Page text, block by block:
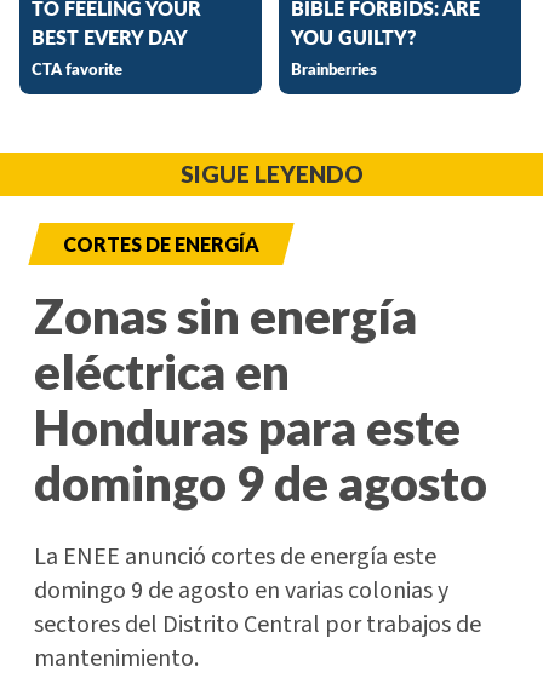
SIGUE LEYENDO
CORTES DE ENERGÍA
Zonas sin energía
eléctrica en
Honduras para este
domingo 9 de agosto
La ENEE anunció cortes de energía este
domingo 9 de agosto en varias colonias y
sectores del Distrito Central por trabajos de
mantenimiento.